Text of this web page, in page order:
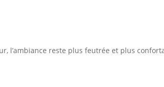
l’ambiance reste plus feutrée et plus